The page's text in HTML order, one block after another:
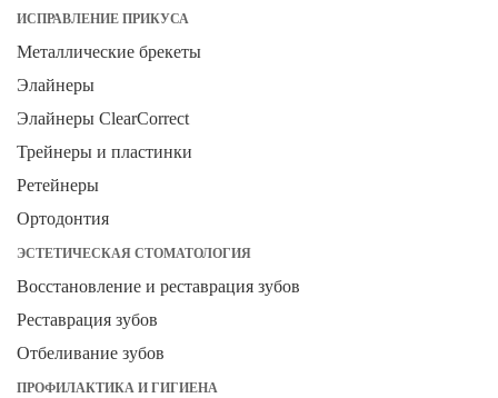
ИСПРАВЛЕНИЕ ПРИКУСА
Металлические брекеты
Элайнеры
Элайнеры ClearCorrect
Трейнеры и пластинки
Ретейнеры
Ортодонтия
ЭСТЕТИЧЕСКАЯ СТОМАТОЛОГИЯ
Восстановление и реставрация зубов
Реставрация зубов
Отбеливание зубов
ПРОФИЛАКТИКА И ГИГИЕНА